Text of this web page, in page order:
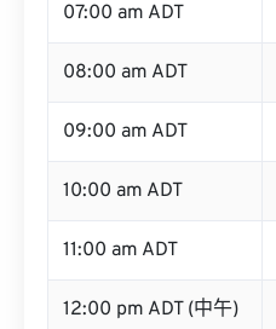
07:00 am ADT
08:00 am ADT
09:00 am ADT
10:00 am ADT
11:00 am ADT
12:00 pm ADT (中午)